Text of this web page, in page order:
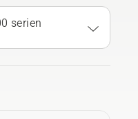
serien